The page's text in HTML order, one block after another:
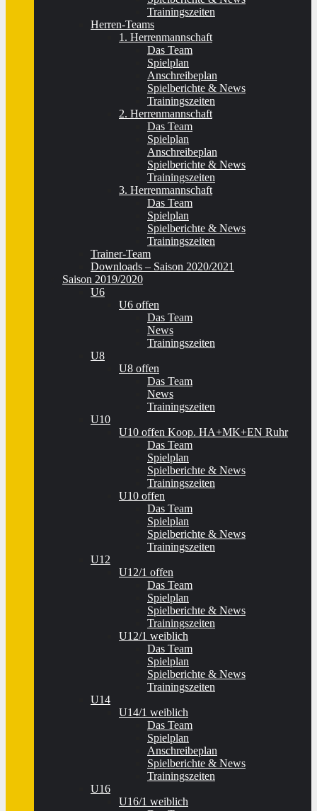
Trainingszeiten
Herren-Teams
1. Herrenmannschaft
Das Team
Spielplan
Anschreibeplan
Spielberichte & News
Trainingszeiten
2. Herrenmannschaft
Das Team
Spielplan
Anschreibeplan
Spielberichte & News
Trainingszeiten
3. Herrenmannschaft
Das Team
Spielplan
Spielberichte & News
Trainingszeiten
Trainer-Team
Downloads – Saison 2020/2021
Saison 2019/2020
U6
U6 offen
Das Team
News
Trainingszeiten
U8
U8 offen
Das Team
News
Trainingszeiten
U10
U10 offen Koop. HA+MK+EN Ruhr
Das Team
Spielplan
Spielberichte & News
Trainingszeiten
U10 offen
Das Team
Spielplan
Spielberichte & News
Trainingszeiten
U12
U12/1 offen
Das Team
Spielplan
Spielberichte & News
Trainingszeiten
U12/1 weiblich
Das Team
Spielplan
Spielberichte & News
Trainingszeiten
U14
U14/1 weiblich
Das Team
Spielplan
Anschreibeplan
Spielberichte & News
Trainingszeiten
U16
U16/1 weiblich